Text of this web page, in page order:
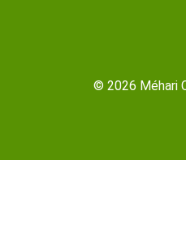
© 2026 Méhari